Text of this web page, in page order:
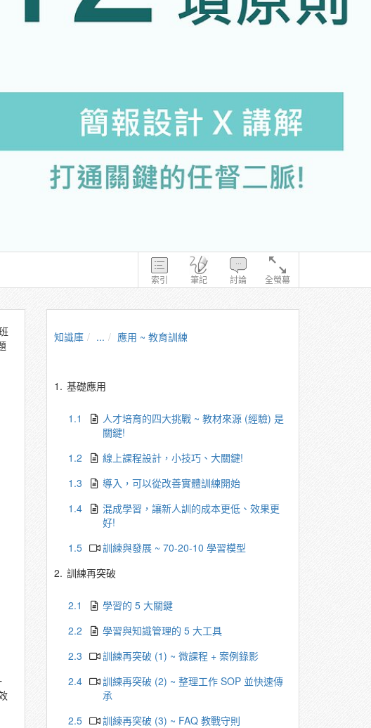
索引 筆記 討論 全螢幕
知識庫 ... 應用 ~ 教育訓練
1. 基礎應用
1.1
人才培育的四大挑戰 ~ 教材來源 (經驗) 是
關鍵!
1.2
線上課程設計，小技巧、大關鍵!
1.3
導入，可以從改善實體訓練開始
1.4
混成學習，讓新人訓的成本更低、效果更
好!
1.5
訓練與發展 ~ 70-20-10 學習模型
2. 訓練再突破
2.1
學習的 5 大關鍵
2.2
學習與知識管理的 5 大工具
2.3
訓練再突破 (1) ~ 微課程 + 案例錄影
2.4
訓練再突破 (2) ~ 整理工作 SOP 並快速傳
承
2.5
訓練再突破 (3) ~ FAQ 教戰守則